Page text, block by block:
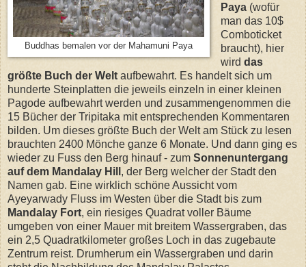
Buddhas bemalen vor der Mahamuni Paya
Paya(wofür
man das 10$
Comboticket
braucht), hier
wird das
größte Buch der Welt aufbewahrt. Es handelt sich um
hunderte Steinplatten die jeweils einzeln in einer kleinen
Pagode aufbewahrt werden und zusammengenommen die
15 Bücher der Tripitaka mit entsprechenden Kommentaren
bilden. Um dieses größte Buch der Welt am Stück zu lesen
brauchten 2400 Mönche ganze 6 Monate. Und dann ging es
wieder zu Fuss den Berg hinauf - zum Sonnenuntergang
auf dem Mandalay Hill , der Berg welcher der Stadt den
Namen gab. Eine wirklich schöne Aussicht vom
Ayeyarwady Fluss im Westen über die Stadt bis zum
Mandalay Fort, ein riesiges Quadrat voller Bäume
umgeben von einer Mauer mit breitem Wassergraben, das
ein 2,5 Quadratkilometer großes Loch in das zugebaute
Zentrum reist. Drumherum ein Wassergraben und darin